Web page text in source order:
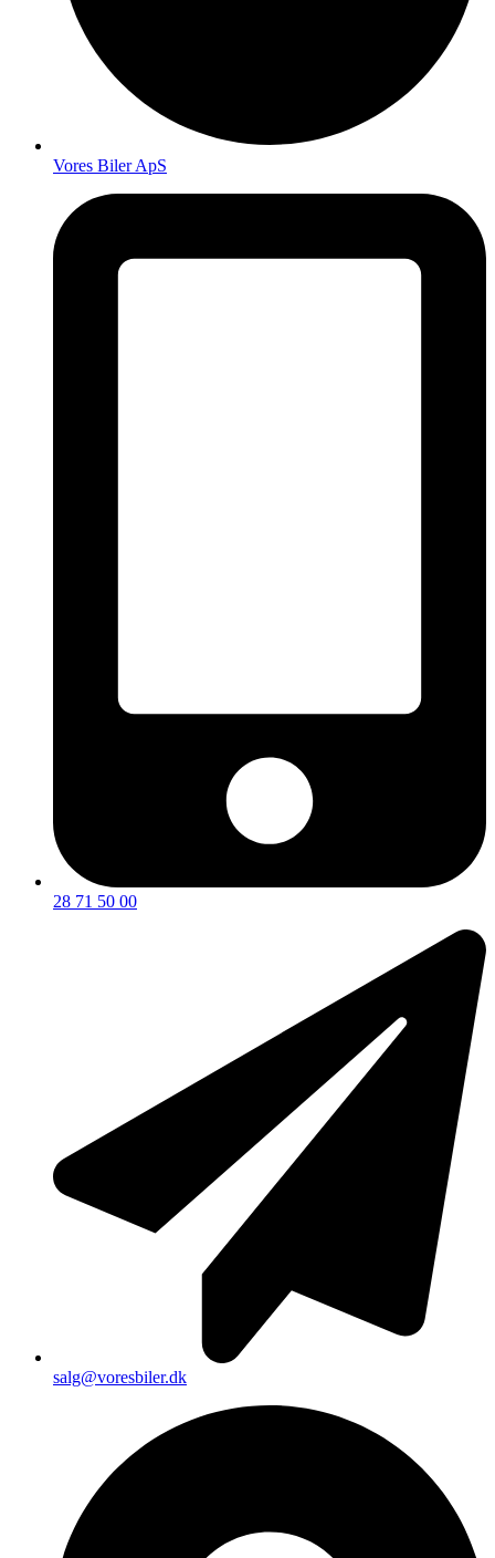
Vores Biler ApS
28 71 50 00
salg@voresbiler.dk